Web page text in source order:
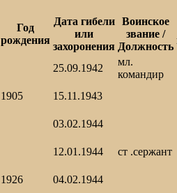
Год
рождения
Дата гибели
или
захоронения
Воинское
звание /
Должность
25.09.1942
мл.
командир
1905 15.11.1943
03.02.1944
12.01.1944 ст .сержант
1926 04.02.1944